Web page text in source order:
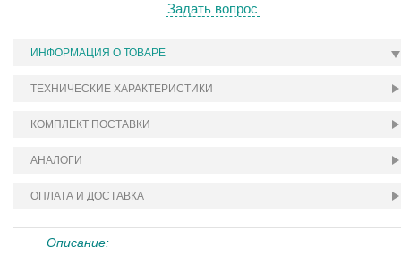
Задать вопрос
ИНФОРМАЦИЯ О ТОВАРЕ
ТЕХНИЧЕСКИЕ ХАРАКТЕРИСТИКИ
КОМПЛЕКТ ПОСТАВКИ
АНАЛОГИ
ОПЛАТА И ДОСТАВКА
Описание: